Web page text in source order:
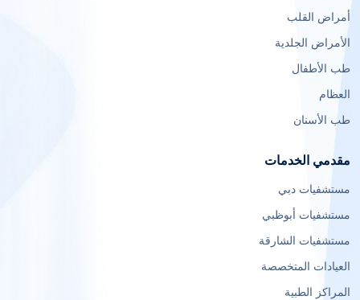
أمراض القلب
الأمراض الجلدية
طب الأطفال
العظام
طب الأسنان
مقدمي الخدمات
مستشفيات دبي
مستشفيات أبوظبي
مستشفيات الشارقة
العيادات المتخصصة
المراكز الطبية